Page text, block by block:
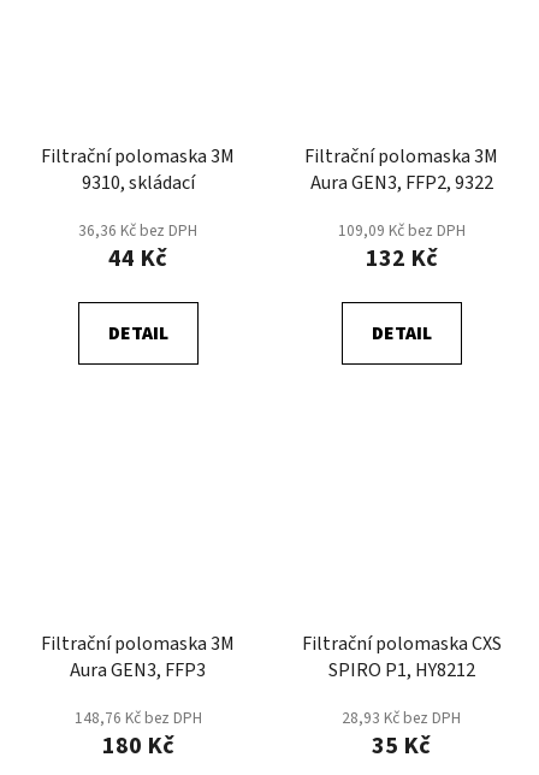
Filtrační polomaska 3M
9310, skládací
36,36 Kč bez DPH
44 Kč
DETAIL
Filtrační polomaska 3M
Aura GEN3, FFP2, 9322
109,09 Kč bez DPH
132 Kč
DETAIL
Filtrační polomaska 3M
Aura GEN3, FFP3
148,76 Kč bez DPH
180 Kč
Filtrační polomaska CXS
SPIRO P1, HY8212
28,93 Kč bez DPH
35 Kč